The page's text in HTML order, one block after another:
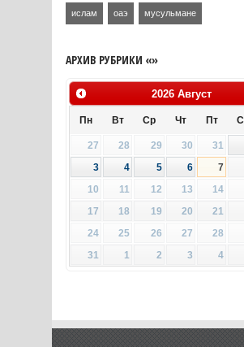
ислам оаэ мусульмане
АРХИВ РУБРИКИ «»
2026 Август
Пн Вт Ср Чт Пт
27 28 29 30 31
3
4 5 6 7
10
11 12 13 14
17
18 19 20 21
24
25 26 27 28
31
1 2 3 4